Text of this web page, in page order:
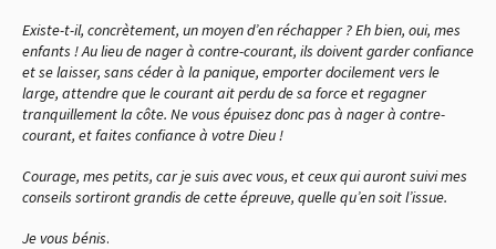
Existe-t-il, concrètement, un moyen d’en réchapper ? Eh bien, oui, mes
enfants ! Au lieu de nager à contre-courant, ils doivent garder confiance
et se laisser, sans céder à la panique, emporter docilement vers le
large, attendre que le courant ait perdu de sa force et regagner
tranquillement la côte. Ne vous épuisez donc pas à nager à contre-
courant, et faites confiance à votre Dieu !
Courage, mes petits, car je suis avec vous, et ceux qui auront suivi mes
conseils sortiront grandis de cette épreuve, quelle qu’en soit l’issue.
Je vous bénis.